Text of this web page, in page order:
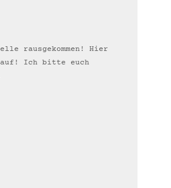
rausgekommen! Hier
Ich bitte euch